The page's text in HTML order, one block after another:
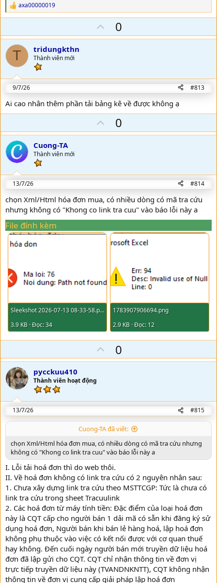
R
e
t
i
n
:
axa00000019
U
p
e
0
T tridungkthn
Thành viên mới
9/7/26 #813
Ai cao nhân thêm phần tải bảng kê về được không ạ
U
p
e
0
Cuong-TA
Thành viên mới
13/7/26 #814
chọn Xml/Html hóa đơn mua, có nhiều dòng có mã tra cứu
nhưng không có "Khong co link tra cuu" vào báo lỗi này a
File đính kèm
Sleekshot 2026-07-13 08-33-58.png
3.9 KB · Đọc: 34
1783907906694.png
2.9 KB · Đọc: 12
U
p
e
0
pycckuu410
Thành viên hoạt động
13/7/26 #815
Cuong-TA đã viết:
chọn Xml/Html hóa đơn mua, có nhiều dòng có mã tra cứu nhưng
không có "Khong co link tra cuu" vào báo lỗi này a
I. Lỗi tải hoá đơn thì do web thôi.
II. Về hoá đơn không có link tra cứu có 2 nguyên nhân sau:
1. Chưa xây dựng link tra cứu theo MSTTCGP: Tức là chưa có
link tra cứu trong sheet Tracuulink
2. Các hoá đơn từ máy tính tiền: Đặc điểm của loại hoá đơn
này là CQT cấp cho người bán 1 dải mã có sẵn khi đăng ký sử
dụng hoá đơn, Người bán khi bán lẻ hàng hoá, lập hoá đơn
không phụ thuộc vào việc có kết nối được với cơ quan thuế
hay không. Đến cuối ngày người bán mới truyền dữ liệu hoá
đơn đã lập gửi cho CQT. CQT chỉ nhận thông tin về đơn vị
trực tiếp truyền dữ liệu này (TVANDNKNTT), CQT không nhận
thông tin về đơn vị cung cấp giải pháp lập hoá đơn